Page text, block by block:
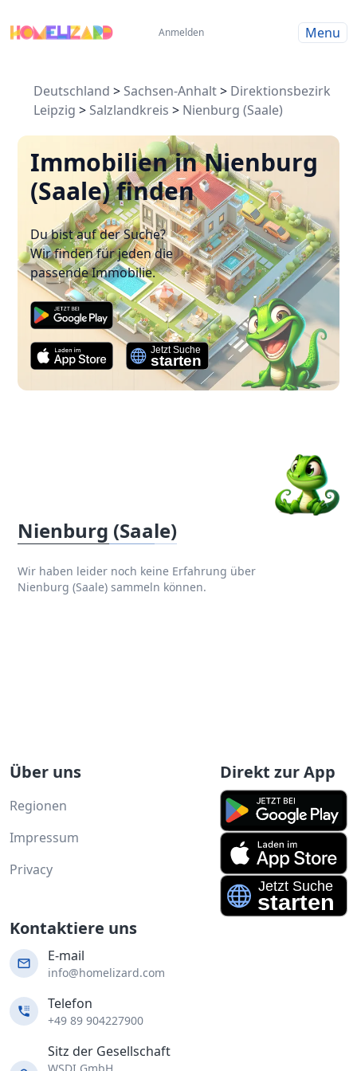
Anmelden Menu
Deutschland > Sachsen-Anhalt> Direktionsbezirk
Leipzig > Salzlandkreis > Nienburg (Saale)
Immobilien in Nienburg
(Saale) finden
Du bist auf der Suche?
Wir finden für jeden die
passende Immobilie.
Nienburg (Saale)
Wir haben leider noch keine Erfahrung über
Nienburg (Saale) sammeln können.
Über uns
Regionen
Impressum
Privacy
Direkt zur App
Kontaktiere uns
E-mail
info@homelizard.com
Telefon
+49 89 904227900
Sitz der Gesellschaft